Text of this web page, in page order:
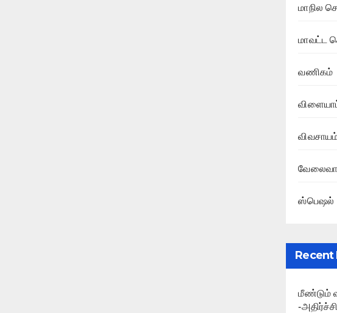
மாநில
மாவட்ட
வணிகம்
ஸ்பெஷல்
Recent
மீண்டும்
-